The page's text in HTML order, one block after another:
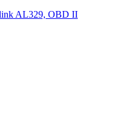
AL329, OBD II